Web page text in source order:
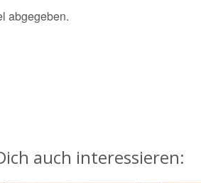
abgegeben.
auch interessieren: